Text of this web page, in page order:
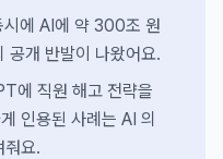
시에 AI에 약 300조 원
공개 반발이 나왔어요.
에 직원 해고 전략을
인용된 사례는 AI 의
줘요.